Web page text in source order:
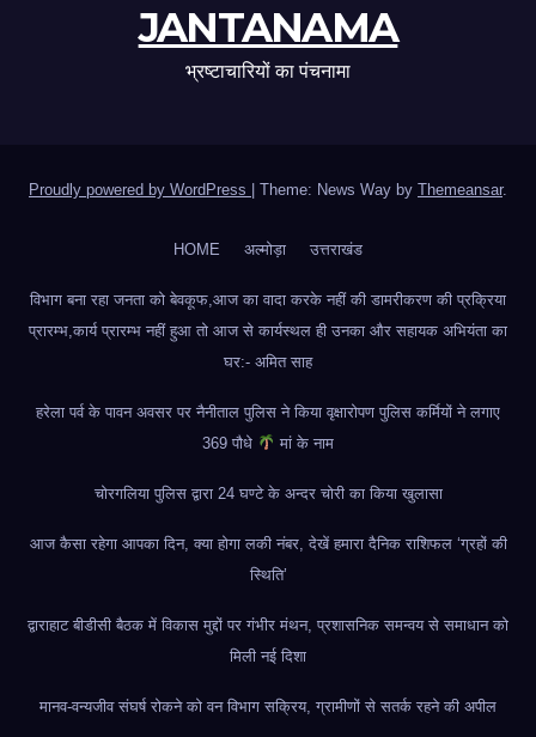
JANTANAMA
भ्रष्टाचारियों का पंचनामा
Proudly powered by WordPress Theme: News Way by Themeansar.
HOME अल्मोड़ा उत्तराखंड
विभाग बना रहा जनता को बेवकूफ,आज का वादा करके नहीं की डामरीकरण की प्रक्रिया
प्रारम्भ,कार्य प्रारम्भ नहीं हुआ तो आज से कार्यस्थल ही उनका और सहायक अभियंता का
घर:- अमित साह
हरेला पर्व के पावन अवसर पर नैनीताल पुलिस ने किया वृक्षारोपण पुलिस कर्मियों ने लगाए
369 पौधे
मां के नाम
चोरगलिया पुलिस द्वारा 24 घण्टे के अन्दर चोरी का किया खुलासा
आज कैसा रहेगा आपका दिन, क्या होगा लकी नंबर, देखें हमारा दैनिक राशिफल ‘ग्रहों की
स्थिति’
द्वाराहाट बीडीसी बैठक में विकास मुद्दों पर गंभीर मंथन, प्रशासनिक समन्वय से समाधान को
मिली नई दिशा
मानव-वन्यजीव संघर्ष रोकने को वन विभाग सक्रिय, ग्रामीणों से सतर्क रहने की अपील